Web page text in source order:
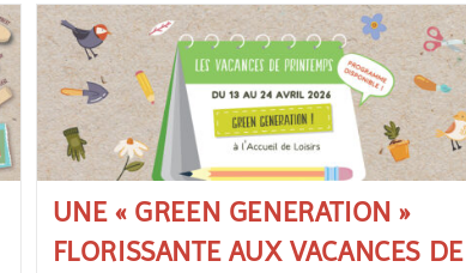
UNE « GREEN GENERATION »
FLORISSANTE AUX VACANCES DE